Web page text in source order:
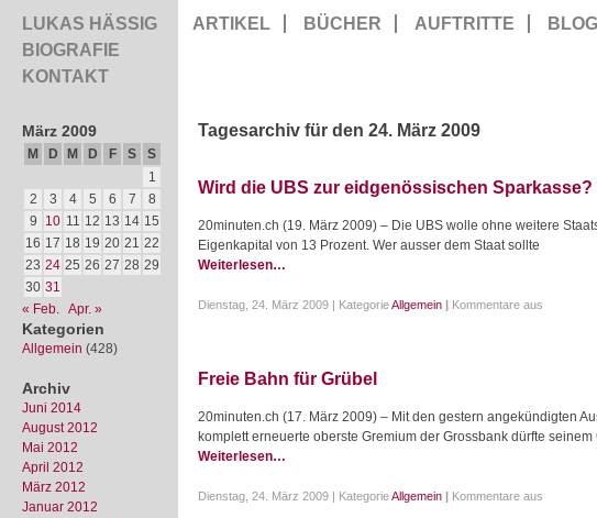
LUKAS HÄSSIG
BIOGRAFIE
KONTAKT
ARTIKEL BÜCHER AUFTRITTE BLOG
März 2009
M D M D F S
S
1
2
3 4 5 6 7
8
9
10 11 12 13 14 15
16 17 18 19 20 21 22
23 24 25 26 27 28 29
30 31
« Feb. Apr. »
Kategorien
Allgemein (428)
Archiv
Juni 2014
August 2012
Mai 2012
April 2012
März 2012
Januar 2012
Tagesarchiv für den 24. März 2009
Wird die UBS zur eidgenössischen Sparkasse?
20minuten.ch (19. März 2009) – Die UBS wolle ohne weitere
Eigenkapital von 13 Prozent. Wer ausser dem Staat sollte
Weiterlesen…
Dienstag, 24. März 2009 | KategorieAllgemein | Kommentare aus
Freie Bahn für Grübel
20minuten.ch (17. März 2009) – Mit den gestern angekündigten
komplett erneuerte oberste Gremium der Grossbank dürfte seinem
Weiterlesen…
Dienstag, 24. März 2009 | KategorieAllgemein | Kommentare aus